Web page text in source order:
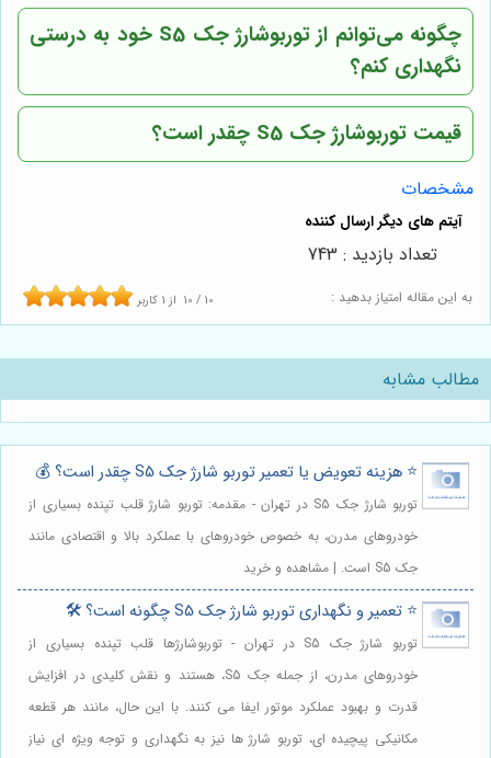
چگونه می‌توانم از توربوشارژ جک S5 خود به درستی
نگهداری کنم؟
قیمت توربوشارژ جک S5 چقدر است؟
مشخصات
به این مقاله امتیاز بدهید : 10 / 10 از 1 کاربر
تعداد بازدید : 743
مطالب مشابه
⭐️ هزینه تعویض یا تعمیر توربو شارژ جک S5 چقدر است؟ 💰
توربو شارژ جک S5 در تهران - مقدمه: توربو شارژ قلب تپنده بسیاری از
خودروهای مدرن، به خصوص خودروهای با عملکرد بالا و اقتصادی مانند
جک S5 است. | مشاهده و خرید
⭐️ تعمیر و نگهداری توربو شارژ جک S5 چگونه است؟ 🛠️
توربو شارژ جک S5 در تهران - توربوشارژها قلب تپنده بسیاری از
خودروهای مدرن، از جمله جک S5، هستند و نقش کلیدی در افزایش
قدرت و بهبود عملکرد موتور ایفا می کنند. با این حال، مانند هر قطعه
مکانیکی پیچیده ای، توربو شارژ ها نیز به نگهداری و توجه ویژه ای نیاز